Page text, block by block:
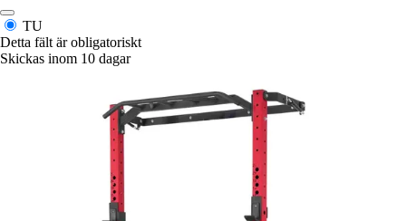
TU
Detta fält är obligatoriskt
Skickas inom 10 dagar